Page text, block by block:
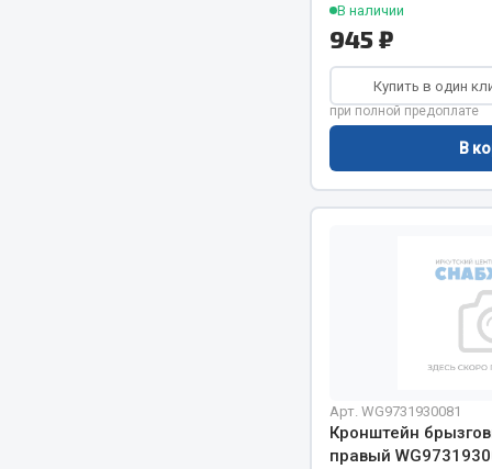
Весь раздел
В наличии
945 ₽
Купить в один
при полной предоплате
В
Арт. WG9731930081
Кронштейн
правый